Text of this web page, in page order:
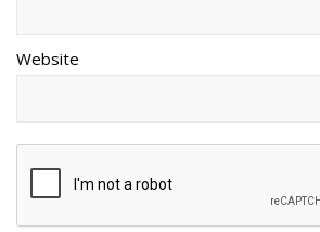
Website